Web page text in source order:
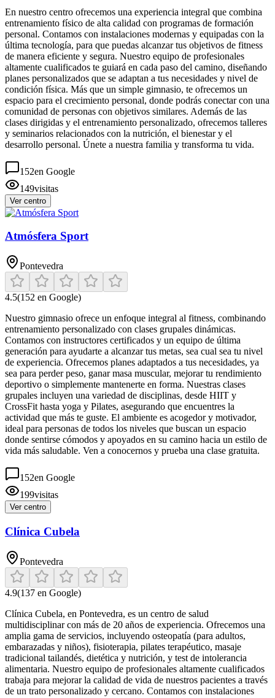
En nuestro centro ofrecemos una experiencia integral que combina
entrenamiento físico de alta calidad con programas de formación
personal. Contamos con instalaciones modernas y equipadas con la
última tecnología, para que puedas alcanzar tus objetivos de fitness
de manera eficiente y segura. Nuestro equipo de profesionales
altamente cualificados te guiará en cada paso del camino, diseñando
planes personalizados que se adaptan a tus necesidades y nivel de
condición física. Más que un simple gimnasio, te ofrecemos un
espacio para el crecimiento personal, donde podrás conectar con una
comunidad de personas con objetivos similares. Además de las
clases dirigidas y el entrenamiento personalizado, ofrecemos talleres
y seminarios relacionados con la nutrición, el bienestar y el
desarrollo personal. Únete a nuestra familia y transforma tu vida.
152en Google
149visitas
Ver centro
Atmósfera Sport
Pontevedra
4.5(152 en Google)
Nuestro gimnasio ofrece un enfoque integral al fitness, combinando
entrenamiento personalizado con clases grupales dinámicas.
Contamos con instructores certificados y un equipo de última
generación para ayudarte a alcanzar tus metas, sea cual sea tu nivel
de experiencia. Ofrecemos planes adaptados a tus necesidades, ya
sea para perder peso, ganar masa muscular, mejorar tu rendimiento
deportivo o simplemente mantenerte en forma. Nuestras clases
grupales incluyen una variedad de disciplinas, desde HIIT y
CrossFit hasta yoga y Pilates, asegurando que encuentres la
actividad que más te guste. El ambiente es acogedor y motivador,
ideal para personas de todos los niveles que buscan un espacio
donde sentirse cómodos y apoyados en su camino hacia un estilo de
vida más saludable. Ven a conocernos y prueba una clase gratuita.
152en Google
199visitas
Ver centro
Clínica Cubela
Pontevedra
4.9(137 en Google)
Clínica Cubela, en Pontevedra, es un centro de salud
multidisciplinar con más de 20 años de experiencia. Ofrecemos una
amplia gama de servicios, incluyendo osteopatía (para adultos,
embarazadas y niños), fisioterapia, pilates terapéutico, masaje
tradicional tailandés, dietética y nutrición, y test de intolerancia
alimentaria. Nuestro equipo de profesionales altamente cualificados
trabaja para mejorar la calidad de vida de nuestros pacientes a través
de un trato personalizado y cercano. Contamos con instalaciones